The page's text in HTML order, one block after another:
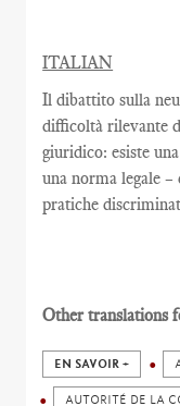
ITALIAN
Il dibattito sulla
difficoltà rilevante
giuridico: esiste
una norma legale –
pratiche
Other translations
EN SAVOIR +
AUTORITÉ DE LA